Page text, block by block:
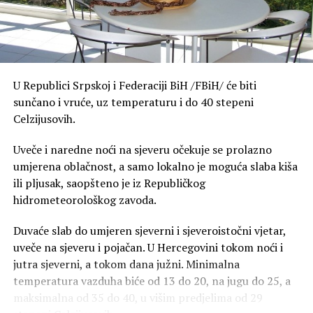
do 1.350 KM prijavljeno 67.284 lica, a od 1.351 do 1.450
maraka 23.993 radnika – kazali su “Glasu” u Poreskoj
upravi Republike Srpske.
zarađuju više od 1.689 KM nalazi se u platnom razredu
do 4.000 KM. Tačnije, u ovom rasponu prijavljeno je
102.413 radnika.
Kako se zarađeni iznosi povećavaju, broj zaposlenih
naglim korakom opada. Sa platom između 4.001 i 5.000
KM može se pohvaliti 3.102 lica, dok primanja od 5.001
do 10.000 maraka mjesečno ostvaruje 2.209 zaposlenih.
Na samom vrhu ove piramide nalazi se mala, ali izuzetno
plaćena grupa – više od 10.000 KM mjesečno prima
tačno 218 radnika u Republici Srpskoj.
Bilo je i gore
U Republici Srpskoj i Federaciji BiH /FBiH/ će biti
sunčano i vruće, uz temperaturu i do 40 stepeni
Celzijusovih.
Uveče i naredne noći na sjeveru očekuje se prolazno
umjerena oblačnost, a samo lokalno je moguća slaba kiša
ili pljusak, saopšteno je iz Republičkog
hidrometeorološkog zavoda.
Duvaće slab do umjeren sjeverni i sjeveroistočni vjetar,
uveče na sjeveru i pojačan. U Hercegovini tokom noći i
jutra sjeverni, a tokom dana južni. Minimalna
temperatura vazduha biće od 13 do 20, na jugu do 25, a
maksimalna od 35 do 40, u višim predjelima od 29